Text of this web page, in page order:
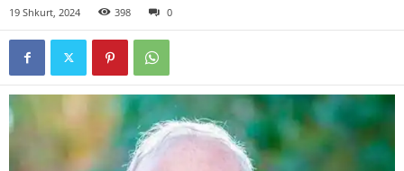
19 Shkurt, 2024 398 0